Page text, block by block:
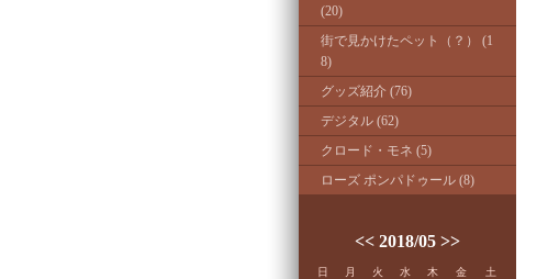
(20)
街で見かけたペット（？） (1
8)
グッズ紹介 (76)
デジタル (62)
クロード・モネ (5)
ローズ ポンパドゥール (8)
<< 2018/05 >>
日 月 火 水 木 金 土